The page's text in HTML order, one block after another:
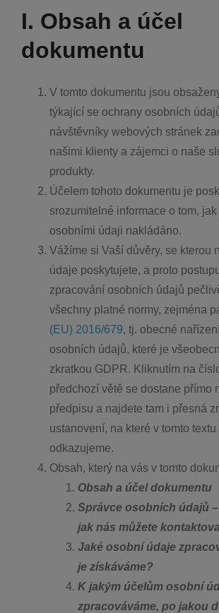
I. Obsah a účel
dokumentu
V tomto dokumentu jsou
týkající se ochrany osobních
návštěvníky webových stránek
našimi klienty a zájemci o naše
produkty.
Účelem tohoto dokumentu je
srozumitelné informace o tom,
osobními údaji nakládáno.
Vážíme si Vaší důvěry, se kterou
údaje poskytujete, a proto
zpracování osobních údajů
všechny platné normy, zejména
(EU) 2016/679, tj. obecné
osobních údajů, které je
zkratkou GDPR. Kliknutím na
předchozí větě se dostane přímo
předpisu a najdete tam i přesná
ustanovení, na které v tomto textu
odkazujeme.
Obsah, který na vás v tomto
Obsah a účel dokumentu
Správce osobních údajů
jak nás můžete
Jaké osobní údaje
je získáváme?
K jakým účelům osobní
zpracováváme, po jakou